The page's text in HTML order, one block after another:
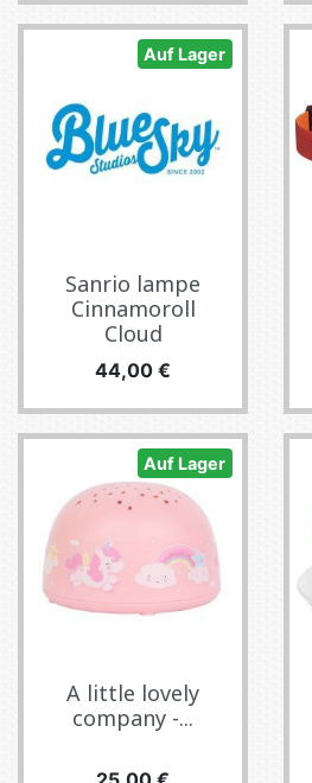
Auf Lager
Sanrio lampe
Cinnamoroll
Cloud
Preis
44,00 €
Auf Lager
A little lovely
company -...
Preis